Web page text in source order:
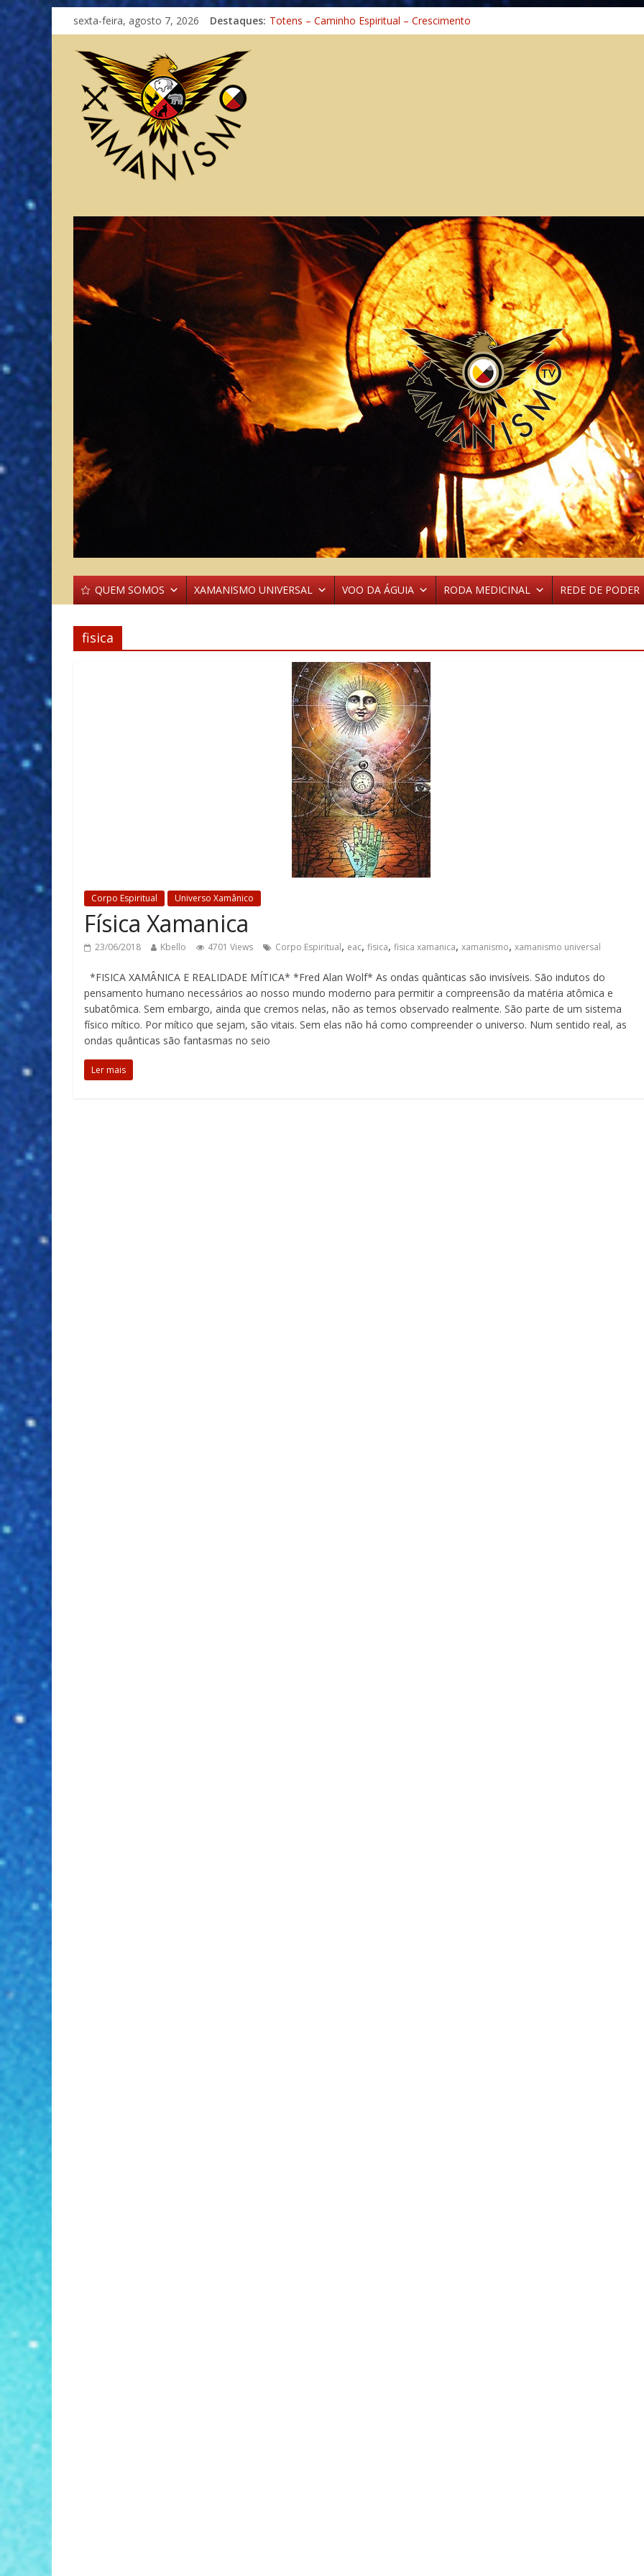
sexta-feira, agosto 7, 2026 Destaques:
Xamanismo Universal
Totens – Caminho Espiritual – Crescimento
Imaginação na Cura
QUEM SOMOS XAMANISMO UNIVERSAL VOO DA ÁGUIA RODA MEDICINAL REDE DE PODER
fisica
Corpo Espiritual Universo Xamânico
Física Xamanica
23/06/2018 Kbello 4701 Views Corpo Espiritual, eac, fisica, fisica xamanica, xamanismo, xamanismo universal
*FISICA XAMÂNICA E REALIDADE MÍTICA* *Fred Alan Wolf* As ondas quânticas são invisíveis. São indutos do
pensamento humano necessários ao nosso mundo moderno para permitir a compreensão da matéria atômica e
subatômica. Sem embargo, ainda que cremos nelas, não as temos observado realmente. São parte de um sistema
físico mítico. Por mítico que sejam, são vitais. Sem elas não há como compreender o universo. Num sentido real, as
ondas quânticas são fantasmas no seio
Ler mais